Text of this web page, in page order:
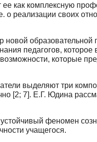
как комплексную
о реализации своих
образовательной
педагогов, которое
которые
выделяют три
[2; 7]. Е.Г. Юдина
феномен
учащегося.